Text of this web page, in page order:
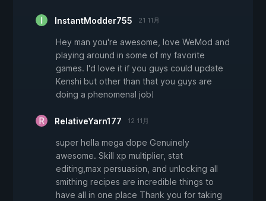
InstantModder755 21 11月
Hey man you're awesome, love WeMod and
playing around in some of my favorite
games. I'd love it if you guys could update
Kenshi but other than that you guys are
doing a phenomenal job!
RelativeYarn177 12 11月
super hella mega dope Genuinely
awesome. Skill xp multiplier, stat
editing,max persuasion, and unlocking all
smithing recipes are incredible things to
have all in one place Thank you for taking